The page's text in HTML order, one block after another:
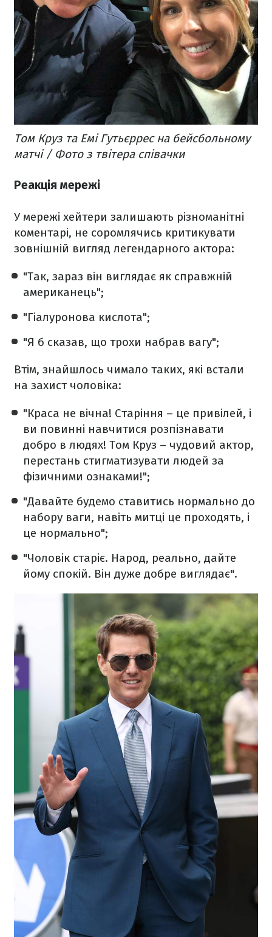
Том Круз та Емі Гутьєррес на бейсбольному
матчі / Фото з твітера співачки
Реакція мережі
У мережі хейтери залишають різноманітні
коментарі, не соромлячись критикувати
зовнішній вигляд легендарного актора:
"Так, зараз він виглядає як справжній
американець";
"Гіалуронова кислота";
"Я б сказав, що трохи набрав вагу";
Втім, знайшлось чимало таких, які встали
на захист чоловіка:
"Краса не вічна! Старіння – це привілей, і
ви повинні навчитися розпізнавати
добро в людях! Том Круз – чудовий актор,
перестань стигматизувати людей за
фізичними ознаками!";
"Давайте будемо ставитись нормально до
набору ваги, навіть митці це проходять, і
це нормально";
"Чоловік старіє. Народ, реально, дайте
йому спокій. Він дуже добре виглядає".